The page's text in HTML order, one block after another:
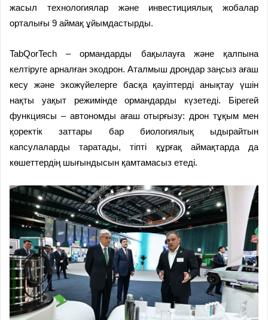
жасыл технологиялар және инвестициялық жобалар
орталығы 9 аймақ ұйымдастырды.
TabQorTech – ормандарды бақылауға және қалпына
келтіруге арналған экодрон. Аталмыш дрондар заңсыз ағаш
кесу және экожүйелерге басқа қауіптерді анықтау үшін
нақты уақыт режимінде ормандарды күзетеді. Бірегей
функциясы – автономды ағаш отырғызу: дрон тұқым мен
қоректік заттары бар биологиялық ыдырайтын
капсулаларды таратады, тіпті құрғақ аймақтарда да
көшеттердің шығындысын қамтамасыз етеді.